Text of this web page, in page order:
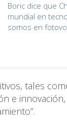
Boric dice que
mundial en
somos en
tales
e